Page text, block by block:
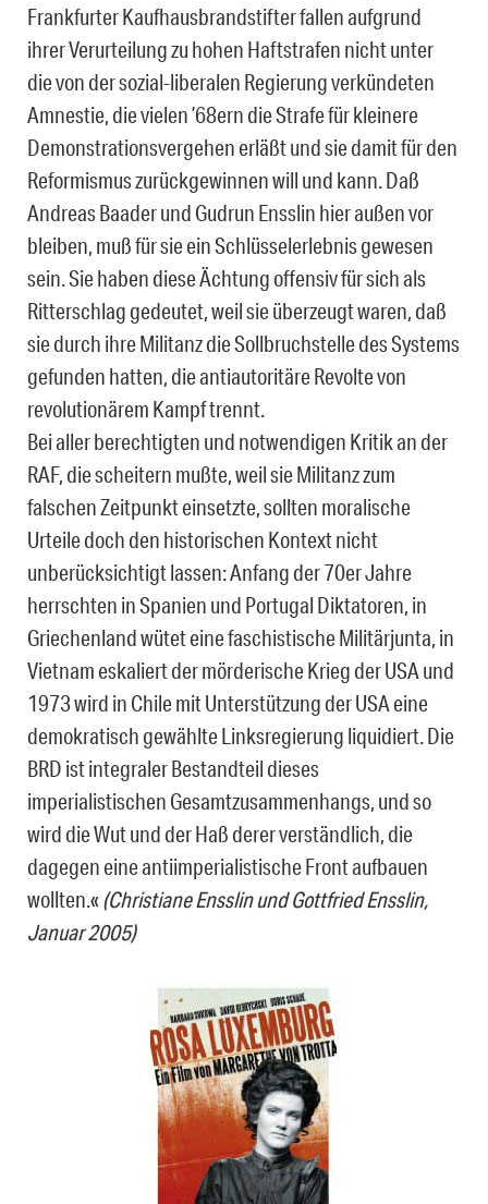
Frankfurter Kaufhausbrandstifter fallen aufgrund
ihrer Verurteilung zu hohen Haftstrafen nicht unter
die von der sozial-liberalen Regierung verkündeten
Amnestie, die vielen ’68ern die Strafe für kleinere
Demonstrationsvergehen erläßt und sie damit für den
Reformismus zurückgewinnen will und kann. Daß
Andreas Baader und Gudrun Ensslin hier außen vor
bleiben, muß für sie ein Schlüsselerlebnis gewesen
sein. Sie haben diese Ächtung offensiv für sich als
Ritterschlag gedeutet, weil sie überzeugt waren, daß
sie durch ihre Militanz die Sollbruchstelle des Systems
gefunden hatten, die antiautoritäre Revolte von
revolutionärem Kampf trennt.
Bei aller berechtigten und notwendigen Kritik an der
RAF, die scheitern mußte, weil sie Militanz zum
falschen Zeitpunkt einsetzte, sollten moralische
Urteile doch den historischen Kontext nicht
unberücksichtigt lassen: Anfang der 70er Jahre
herrschten in Spanien und Portugal Diktatoren, in
Griechenland wütet eine faschistische Militärjunta, in
Vietnam eskaliert der mörderische Krieg der USA und
1973 wird in Chile mit Unterstützung der USA eine
demokratisch gewählte Linksregierung liquidiert. Die
BRD ist integraler Bestandteil dieses
imperialistischen Gesamtzusammenhangs, und so
wird die Wut und der Haß derer verständlich, die
dagegen eine antiimperialistische Front aufbauen
wollten.«(Christiane Ensslin und Gottfried Ensslin,
Januar 2005)